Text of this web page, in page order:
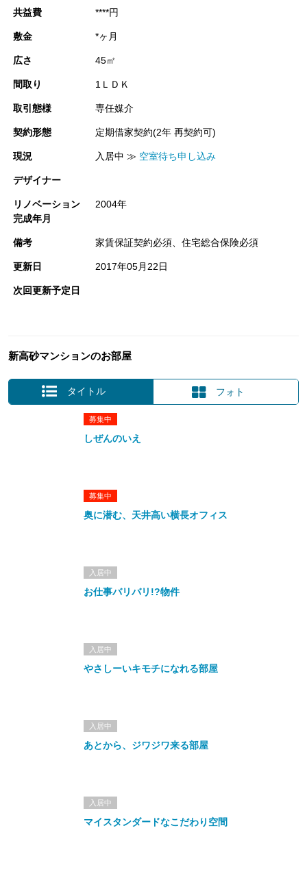
共益費 ****円
敷金 *ヶ月
広さ 45㎡
間取り 1ＬＤＫ
取引態様 専任媒介
契約形態 定期借家契約(2年 再契約可)
現況 入居中 ≫ 空室待ち申し込み
デザイナー
リノベーション
完成年月
2004年
備考 家賃保証契約必須、住宅総合保険必須
更新日 2017年05月22日
次回更新予定日
新高砂マンションのお部屋
タイトル フォト
募集中
しぜんのいえ
募集中
奥に潜む、天井高い横長オフィス
入居中
お仕事バリバリ!?物件
入居中
やさしーいキモチになれる部屋
入居中
あとから、ジワジワ来る部屋
入居中
マイスタンダードなこだわり空間